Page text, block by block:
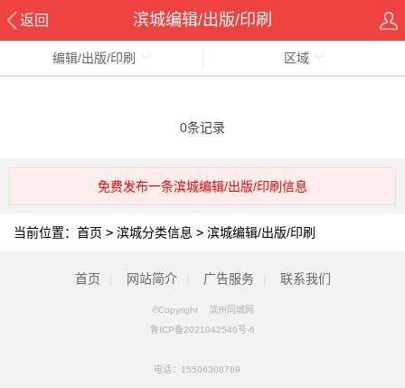
返回 滨城编辑/出版/印刷
编辑/出版/印刷 区域
0条记录
免费发布一条滨城编辑/出版/印刷信息
当前位置： 首页 > 滨城分类信息 > 滨城编辑/出版/印刷
首页 网站简介 广告服务 联系我们
©Copyright 滨州同城网
鲁ICP备2021042546号-6
电话： 15506308789